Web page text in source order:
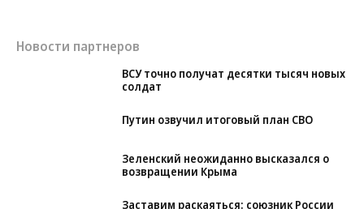
Новости партнеров
ВСУ точно получат десятки тысяч новых
солдат
Зеленский неожиданно высказался о